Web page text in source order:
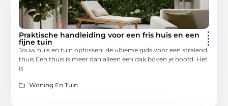
Praktische handleiding voor een fris huis en een
fijne tuin
Jouw huis en tuin opfrissen: de ultieme gids voor een stralend
thuis Een thuis is meer dan alleen een dak boven je hoofd. Het
is
Woning En Tuin